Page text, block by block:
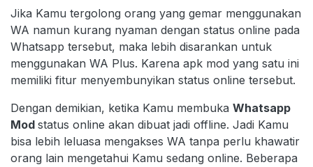
Jika Kamu tergolong orang yang gemar menggunakan
WA namun kurang nyaman dengan status online pada
Whatsapp tersebut, maka lebih disarankan untuk
menggunakan WA Plus. Karena apk mod yang satu ini
memiliki fitur menyembunyikan status online tersebut.
Dengan demikian, ketika Kamu membuka Whatsapp
Mod status online akan dibuat jadi offline. Jadi Kamu
bisa lebih leluasa mengakses WA tanpa perlu khawatir
orang lain mengetahui Kamu sedang online. Beberapa